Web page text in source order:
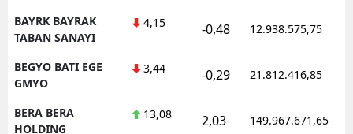
BAYRK BAYRAK
TABAN SANAYI
4,15 -0,48 12.938.575,75
BEGYO BATI EGE
GMYO
3,44 -0,29 21.812.416,85
BERA BERA
HOLDING
13,08 2,03 149.967.671,65